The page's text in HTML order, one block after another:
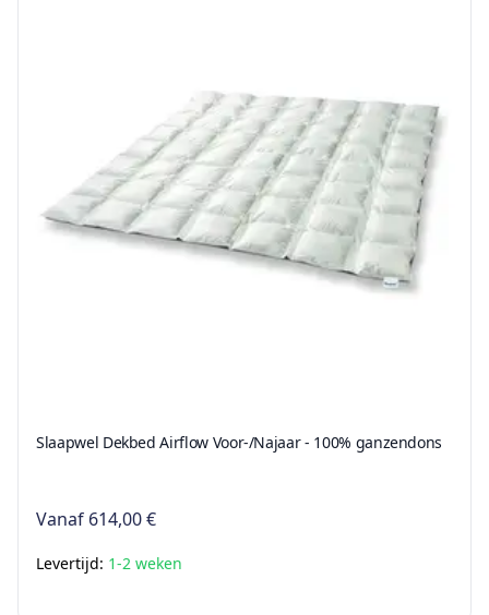
Slaapwel Dekbed Airflow Voor-/Najaar - 100% ganzendons
Vanaf 614,00 €
Levertijd: 1-2 weken